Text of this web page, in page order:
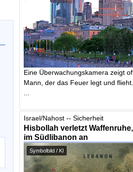
Eine Überwachungskamera zeigt
Mann, der das Feuer legt und
Israel/Nahost -- Sicherheit
Hisbollah verletzt
im Südlibanon an
Symbolbild / KI